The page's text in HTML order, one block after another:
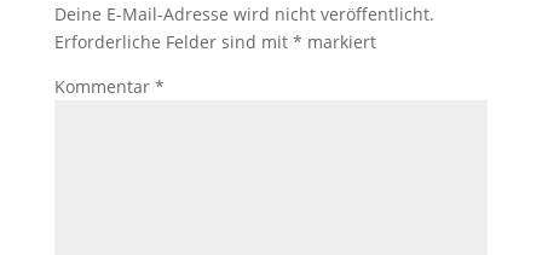
Deine E-Mail-Adresse wird nicht veröffentlicht.
Erforderliche Felder sind mit * markiert
Kommentar *